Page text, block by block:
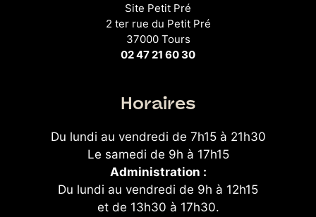
Site Petit Pré
2 ter rue du Petit Pré
37000 Tours
02 47 21 60 30
Horaires
Du lundi au vendredi de 7h15 à 21h30
Le samedi de 9h à 17h15
Administration :
Du lundi au vendredi de 9h à 12h15
et de 13h30 à 17h30.